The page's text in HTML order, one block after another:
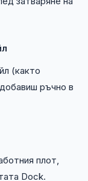
(както
ръчно в
плот,
Dock.